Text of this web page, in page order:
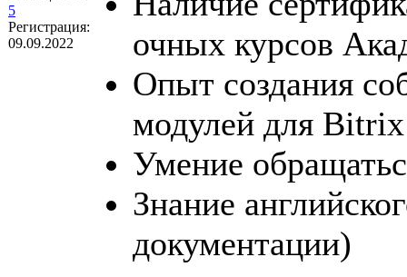
5
Регистрация:
09.09.2022
очных курсов
Опыт создания
модулей для
Умение
Знание
документации)